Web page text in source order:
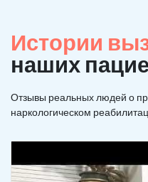
Истории
наших
Отзывы реальных людей о
наркологическом